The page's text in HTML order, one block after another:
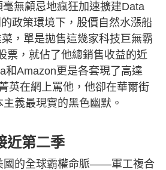
無顧忌地瘋狂加速擴建Data
政策環境下，股價自然水漲船
，單是拋售這幾家科技巨無霸
票，就佔了他總銷售收益的近
和Amazon更是各套現了高達
英在網上罵他，他卻在華爾街
義最現實的黑色幽默。
近第二季
國的全球霸權命脈——軍工複合